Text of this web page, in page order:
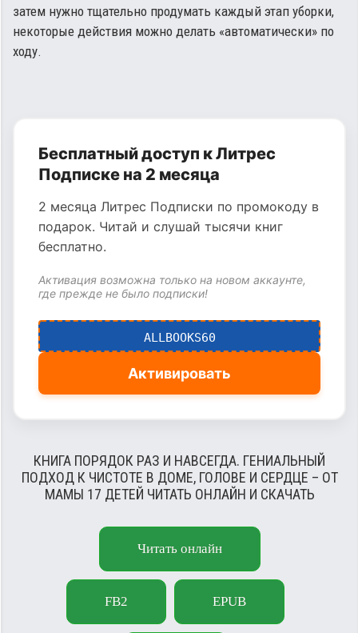
затем нужно тщательно продумать каждый этап уборки,
некоторые действия можно делать «автоматически» по
ходу.
Бесплатный доступ к Литрес
Подписке на 2 месяца
2 месяца Литрес Подписки по промокоду в
подарок. Читай и слушай тысячи книг
бесплатно.
Активация возможна только на новом аккаунте,
где прежде не было подписки!
ALLBOOKS60
Активировать
КНИГА ПОРЯДОК РАЗ И НАВСЕГДА. ГЕНИАЛЬНЫЙ
ПОДХОД К ЧИСТОТЕ В ДОМЕ, ГОЛОВЕ И СЕРДЦЕ – ОТ
МАМЫ 17 ДЕТЕЙ ЧИТАТЬ ОНЛАЙН И СКАЧАТЬ
Читать онлайн
FB2 EPUB